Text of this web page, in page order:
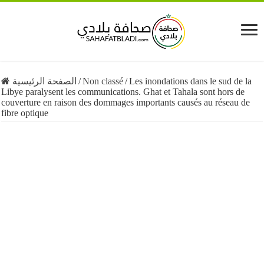
الصفحة الرئيسية /Non classé/Les inondations dans le sud de la
Libye paralysent les communications. Ghat et Tahala sont hors de
couverture en raison des dommages importants causés au réseau de
fibre optique